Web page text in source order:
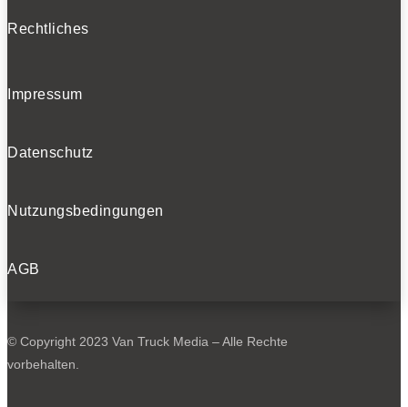
Rechtliches
Impressum
Datenschutz
Nutzungsbedingungen
AGB
© Copyright 2023 Van Truck Media – Alle Rechte
vorbehalten.